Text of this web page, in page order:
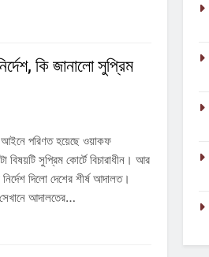
কি জানালো সুপ্রিম
আইনে পরিণত হয়েছে ওয়াকফ
সুপ্রিম কোর্টে বিচারাধীন। আর
দিলো দেশের শীর্ষ আদালত।
আদালতের…